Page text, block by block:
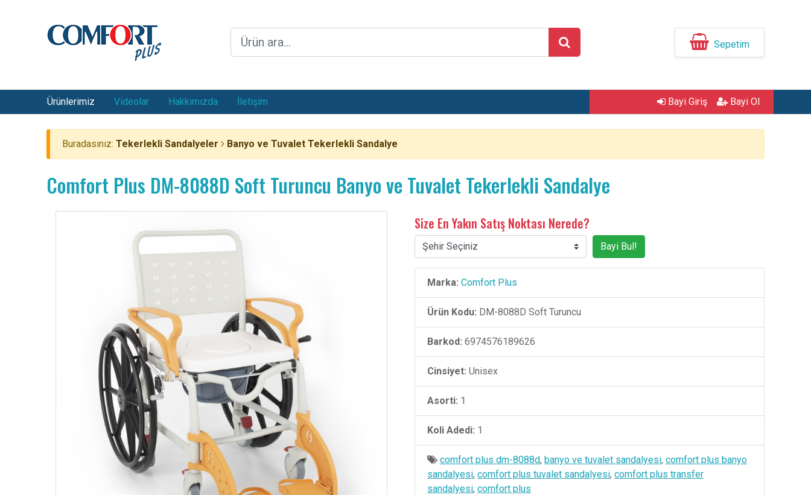
Sepetim
Ürünlerimiz Videolar Hakkımızda İletişim Bayi Giriş Bayi Ol
Buradasınız: Tekerlekli Sandalyeler Banyo ve Tuvalet Tekerlekli Sandalye
Comfort Plus DM-8088D Soft Turuncu Banyo ve Tuvalet Tekerlekli Sandalye
Size En Yakın Satış Noktası Nerede?
Bayi Bul!
Marka: Comfort Plus
Ürün Kodu: DM-8088D Soft Turuncu
Barkod: 6974576189626
Cinsiyet: Unisex
Asorti: 1
Koli Adedi: 1
comfort plus dm-8088d, banyo ve tuvalet sandalyesi, comfort plus banyo
sandalyesi, comfort plus tuvalet sandalyesi, comfort plus transfer
sandalyesi, comfort plus